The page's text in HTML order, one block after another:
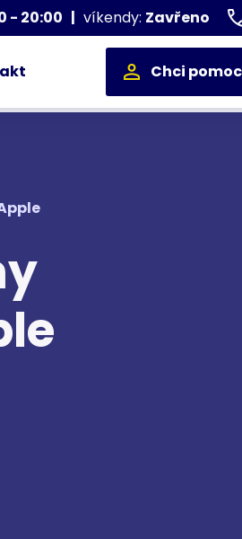
- 20:00 | víkendy: Zavřeno
Chci